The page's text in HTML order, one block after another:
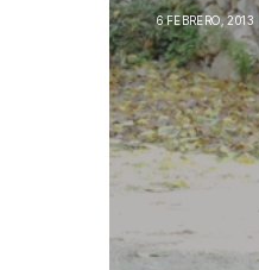
6 FEBRERO, 2013